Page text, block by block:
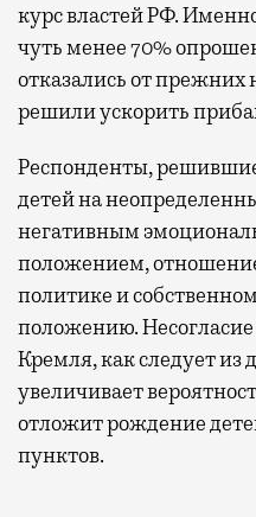
курс властей РФ.
чуть менее 70%
отказались от
решили ускорить
Респонденты,
детей на
негативным
положением,
политике и
положению.
Кремля, как следует из
увеличивает
отложит рождение
пунктов.